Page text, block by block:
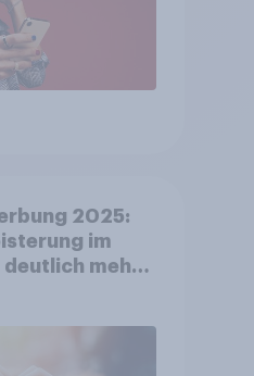
2025:
im
mehr